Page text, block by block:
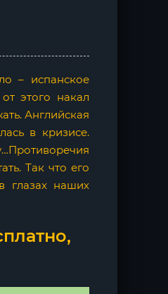
– испанское
этого накал
Английская
в кризисе.
Так что его
глазах наших